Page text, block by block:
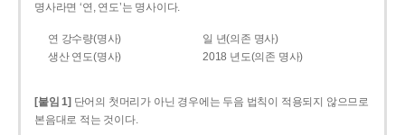
명사라면 ‘연, 연도’는 명사이다.
연 강수량(명사)
일 년(의존 명사)
생산 연도(명사)
2018 년도(의존 명사)
[붙임 1] 단어의 첫머리가 아닌 경우에는 두음 법칙이 적용되지 않으므로
본음대로 적는 것이다.